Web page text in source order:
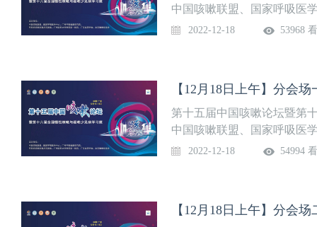
中国咳嗽联盟、国家呼吸医
室、广州医科大学附属第一
2022-12-18 53968
【12月18日上午】分会
第十五届中国咳嗽论坛暨第
中国咳嗽联盟、国家呼吸医
室、广州医科大学附属第一
2022-12-18 54994
【12月18日上午】分会